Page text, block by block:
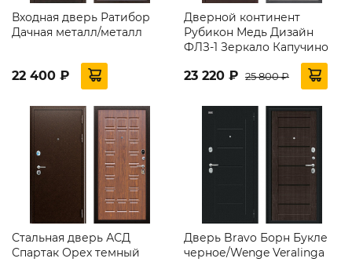
Входная дверь Ратибор
Дачная металл/металл
22 400 ₽
Дверной континент
Рубикон Медь Дизайн
ФЛЗ-1 Зеркало Капучино
23 220 ₽ 25 800 ₽
Стальная дверь АСД
Спартак Орех темный
Дверь Bravo Борн Букле
черное/Wenge Veralinga